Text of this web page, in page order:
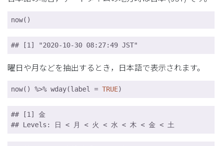
now()
## [1] "2020-10-30 08:27:49 JST"
曜日や月などを抽出するとき，日本語で表示されます。
now() %>% wday(label = TRUE)
## [1] 金
## Levels: 日 < 月 < 火 < 水 < 木 < 金 < 土